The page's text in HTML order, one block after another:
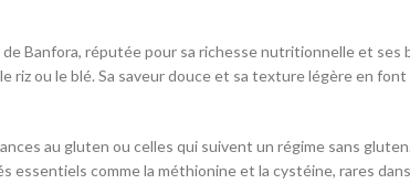
Banfora, réputée pour sa richesse nutritionnelle et
riz ou le blé. Sa saveur douce et sa texture légère en
au gluten ou celles qui suivent un régime sans
essentiels comme la méthionine et la cystéine, rares